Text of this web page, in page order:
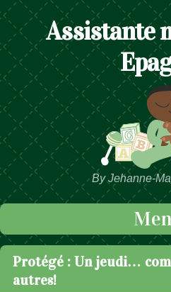
Assistante
By Jehanne-
Passer au contenu
Protégé : Un jeudi…
autres!